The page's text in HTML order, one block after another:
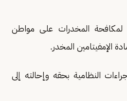
لمكافحة المخدرات على مواطن
الإمفيتامين المخدر.
النظامية بحقه وإحالته إلى